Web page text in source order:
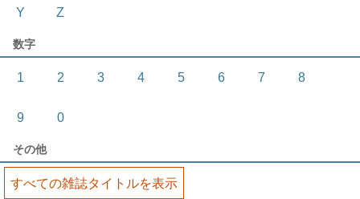
Y Z
数字
1 2 3 4 5 6 7 8
9 0
その他
すべての雑誌タイトルを表示